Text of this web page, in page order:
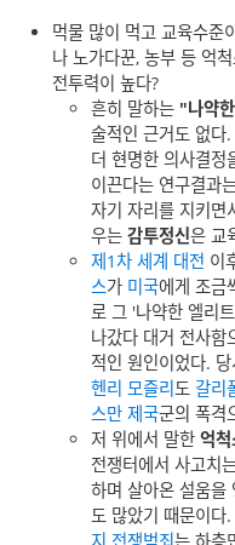
먹물 많이 먹고 교육수준
나 노가다꾼, 농부 등 억
전투력이 높다?
흔히 말하는 "나약
술적인 근거도 없다
더 현명한 의사결정
이끈다는 연구결과
자기 자리를 지키면
우는감투정신은 교
제1차 세계 대전 이
스가 미국에게 조금
로 그 '나약한 엘리
나갔다 대거 전사함
적인 원인이었다. 당
헨리 모즐리도 갈리
스만 제국군의 폭격
저 위에서 말한억
전쟁터에서 사고치
하며 살아온 설움을
도 많았기 때문이다
지 전쟁범죄는 하층